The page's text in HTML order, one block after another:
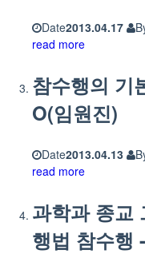
Date2013.04.17
read more
참수행의 기
O(임원진)
Date2013.04.13
read more
과학과 종교
행법 참수행